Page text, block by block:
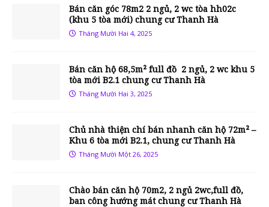
Bán căn góc 78m2 2 ngủ, 2 wc tòa hh02c
(khu 5 tòa mới) chung cư Thanh Hà
Tháng Mười Hai 4, 2025
Bán căn hộ 68,5m² full đồ 2 ngủ, 2 wc khu 5
tòa mới B2.1 chung cư Thanh Hà
Tháng Mười Hai 3, 2025
Chủ nhà thiện chí bán nhanh căn hộ 72m² –
Khu 6 tòa mới B2.1, chung cư Thanh Hà
Tháng Mười Một 26, 2025
Chào bán căn hộ 70m2, 2 ngủ 2wc,full đồ,
ban công hướng mát chung cư Thanh Hà